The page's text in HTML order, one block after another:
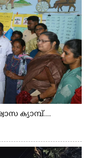
ക്യാമ്പ്....